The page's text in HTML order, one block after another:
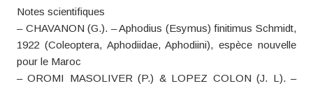
Notes scientifiques
– CHAVANON (G.). – Aphodius (Esymus) finitimus Schmidt,
1922 (Coleoptera, Aphodiidae, Aphodiini), espèce nouvelle
pour le Maroc
– OROMI MASOLIVER (P.) & LOPEZ COLON (J. L). –